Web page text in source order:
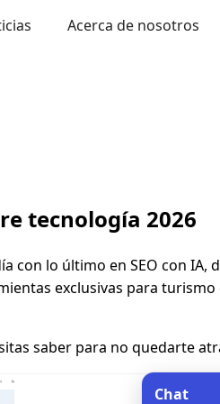
Acerca de nosotros
tecnología 2026
con lo último en SEO con IA,
exclusivas para
saber para no quedarte
Chat